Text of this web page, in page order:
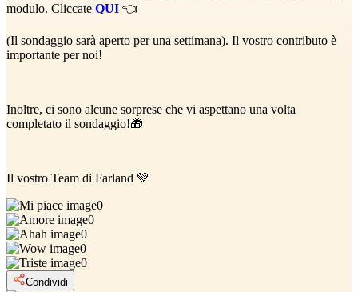
modulo. Cliccate QUI 👈
(Il sondaggio sarà aperto per una settimana). Il vostro contributo è
importante per noi!
Inoltre, ci sono alcune sorprese che vi aspettano una volta
completato il sondaggio! 🎁
Il vostro Team di Farland 💚
0
0
0
0
0
Condividi